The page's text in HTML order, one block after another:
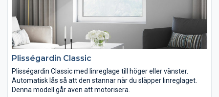
Plisségardin Classic
Plisségardin Classic med linreglage till höger eller vänster.
Automatisk lås så att den stannar när du släpper linreglaget.
Denna modell går även att motorisera.